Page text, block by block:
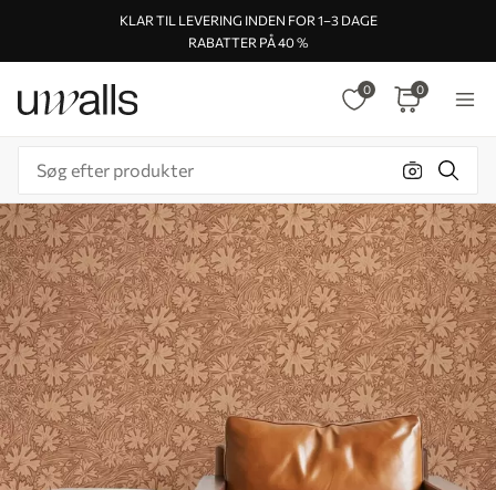
KLAR TIL LEVERING INDEN FOR 1–3 DAGE
RABATTER PÅ 40 %
0 0